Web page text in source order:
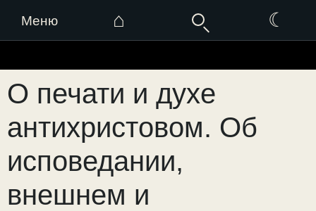
Меню ⌂ ☾
к
содержимому
О печати и духе
антихристовом. Об
исповедании,
внешнем и